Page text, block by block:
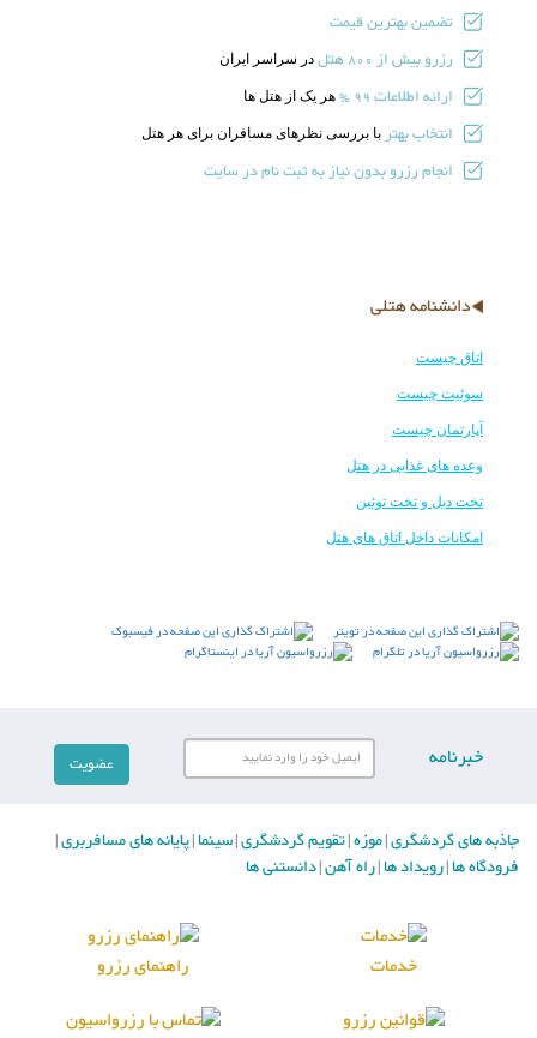
تضمین بهترین قیمت
رزرو بیش از 800 هتل در سراسر ایران
ارائه اطلاعات 99 % هر یک از هتل ها
انتخاب بهتر با بررسی نظرهای مسافران برای هر هتل
انجام رزرو بدون نیاز به ثبت نام در سایت
دانشنامه هتلی
اتاق چیست
سوئیت چیست
آپارتمان چیست
وعده های غذایی در هتل
تخت دبل و تخت توئین
امکانات داخل اتاق های هتل
خبرنامه
جاذبه های گردشگری|موزه|تقویم گردشگری|سینما|پایانه های مسافربری|
فرودگاه ها|رویداد ها|راه آهن|دانستنی ها
خدمات راهنمای رزرو